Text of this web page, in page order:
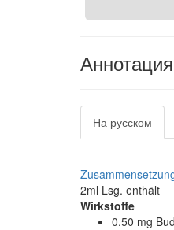
Аннотация
На русском
2ml Lsg. enthält
Wirkstoffe
0.50 mg